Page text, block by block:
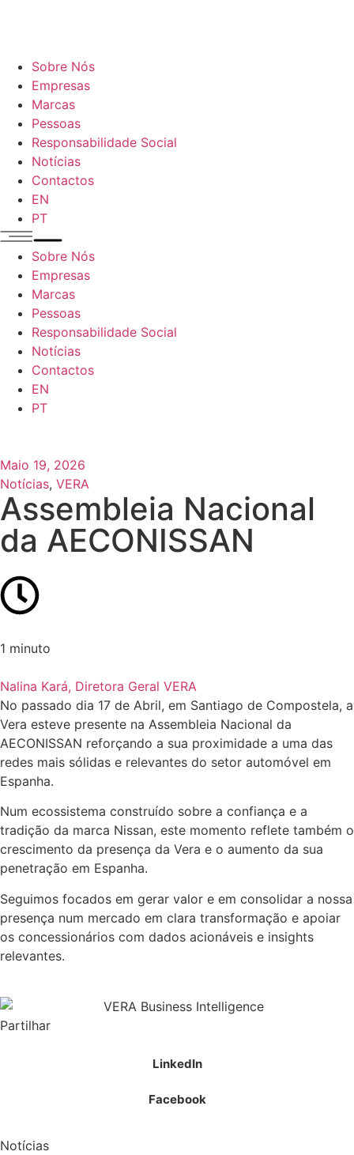
Sobre Nós
Empresas
Marcas
Pessoas
Responsabilidade Social
Notícias
Contactos
EN
PT
Sobre Nós
Empresas
Marcas
Pessoas
Responsabilidade Social
Notícias
Contactos
EN
PT
Maio 19, 2026
Notícias, VERA
Assembleia Nacional
da AECONISSAN
1 minuto
Nalina Kará, Diretora Geral VERA
No passado dia 17 de Abril, em Santiago de Compostela, a
Vera esteve presente na Assembleia Nacional da
AECONISSAN reforçando a sua proximidade a uma das
redes mais sólidas e relevantes do setor automóvel em
Espanha.
Num ecossistema construído sobre a confiança e a
tradição da marca Nissan, este momento reflete também o
crescimento da presença da Vera e o aumento da sua
penetração em Espanha.
Seguimos focados em gerar valor e em consolidar a nossa
presença num mercado em clara transformação e apoiar
os concessionários com dados acionáveis e insights
relevantes.
Partilhar
LinkedIn
Facebook
Notícias